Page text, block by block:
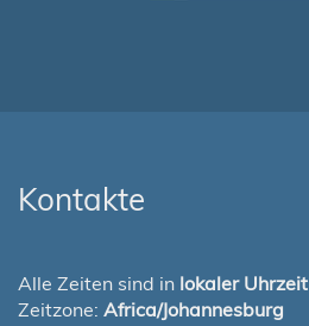
Kontakte
Alle Zeiten sind in lokaler Uhrzeit
Zeitzone: Africa/Johannesburg